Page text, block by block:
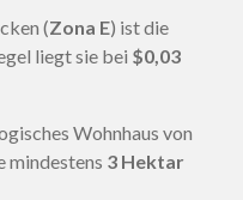
(Zona E) ist die
liegt sie bei $0,03
Wohnhaus von
mindestens 3 Hektar